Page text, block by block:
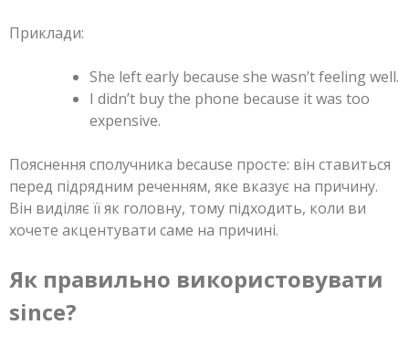
Приклади:
She left early because she wasn’t feeling well.
I didn’t buy the phone because it was too
expensive.
Пояснення сполучника because просте: він ставиться
перед підрядним реченням, яке вказує на причину.
Він виділяє її як головну, тому підходить, коли ви
хочете акцентувати саме на причині.
Як правильно використовувати
since?